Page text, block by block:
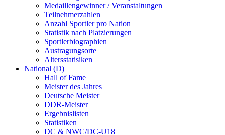
Medaillengewinner / Veranstaltungen
Teilnehmerzahlen
Anzahl Sportler pro Nation
Statistik nach Platzierungen
Sportlerbiographien
Austragungsorte
Altersstatisiken
National (D)
Hall of Fame
Meister des Jahres
Deutsche Meister
DDR-Meister
Ergebnislisten
Statistiken
DC & NWC/DC-U18